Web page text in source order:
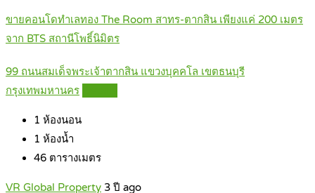
ขายคอนโดทำเลทอง The Room สาทร-ตากสิน เพียงแค่ 200 เมตร
จาก BTS สถานีโพธิ์นิมิตร
99 ถนนสมเด็จพระเจ้าตากสิน แขวงบุคคโล เขตธนบุรี
กรุงเทพมหานคร
1 ห้องนอน
1 ห้องน้ำ
46 ตารางเมตร
VR Global Property 3 ปี ago